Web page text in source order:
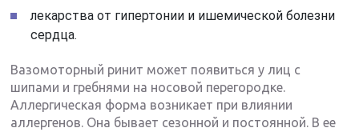
лекарства от гипертонии и ишемической болезни
сердца.
Вазомоторный ринит может появиться у лиц с
шипами и гребнями на носовой перегородке.
Аллергическая форма возникает при влиянии
аллергенов. Она бывает сезонной и постоянной. В ее